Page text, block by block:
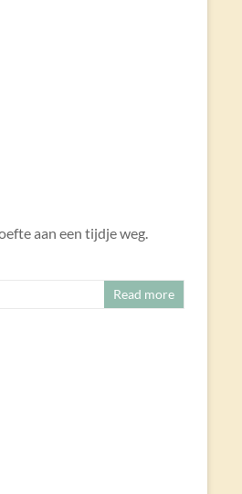
aan een tijdje weg.
Read more